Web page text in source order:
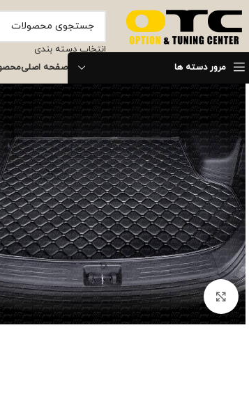
انتخاب دسته بندی
مرور دسته ها صفحه اصلی
برای بزرگنمایی کلیک کنید